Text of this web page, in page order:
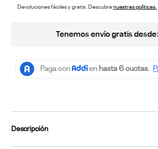
Devoluciones fáciles y gratis. Descubrenuestras políticas.
Tenemos envío gratis desde:
Descripción